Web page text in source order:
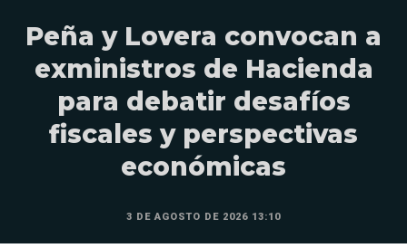
Peña y Lovera convocan a
exministros de Hacienda
para debatir desafíos
fiscales y perspectivas
económicas
3 DE AGOSTO DE 2026 13:10